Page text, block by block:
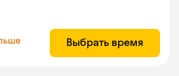
Выбрать время